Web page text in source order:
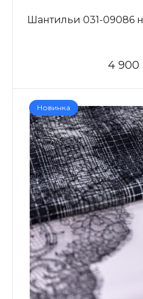
Шантильи 031-09086
4 900
Новинка